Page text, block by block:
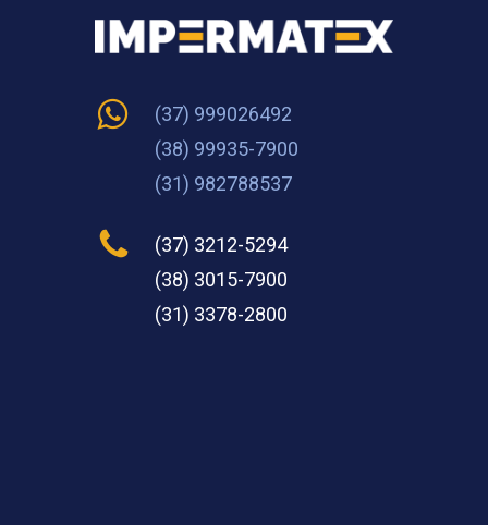
(37) 999026492
(38) 99935-7900
(31) 982788537
(37) 3212-5294
(38) 3015-7900
(31) 3378-2800